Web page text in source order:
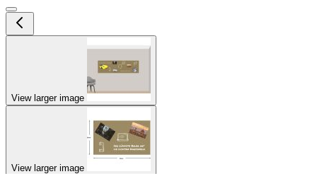
View larger image
View larger image